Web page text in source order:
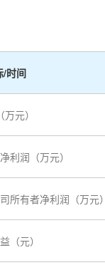
/时间
元）
利润（万元）
所有者净利润（万元
（元）